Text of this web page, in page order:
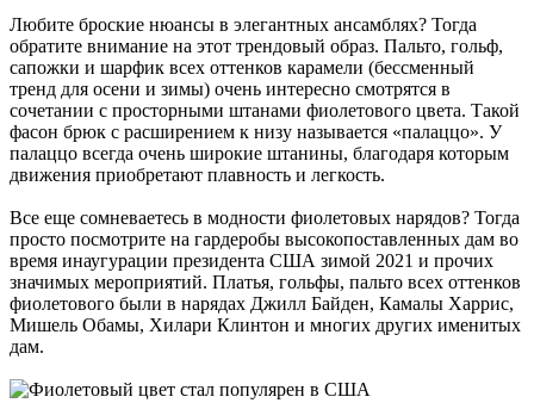
Любите броские нюансы в элегантных ансамблях? Тогда
обратите внимание на этот трендовый образ. Пальто, гольф,
сапожки и шарфик всех оттенков карамели (бессменный
тренд для осени и зимы) очень интересно смотрятся в
сочетании с просторными штанами фиолетового цвета. Такой
фасон брюк с расширением к низу называется «палаццо». У
палаццо всегда очень широкие штанины, благодаря которым
движения приобретают плавность и легкость.
Все еще сомневаетесь в модности фиолетовых нарядов? Тогда
просто посмотрите на гардеробы высокопоставленных дам во
время инаугурации президента США зимой 2021 и прочих
значимых мероприятий. Платья, гольфы, пальто всех оттенков
фиолетового были в нарядах Джилл Байден, Камалы Харрис,
Мишель Обамы, Хилари Клинтон и многих других именитых
дам.